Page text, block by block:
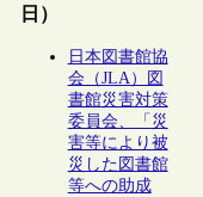
日）
日本図書館協
会（JLA）図
書館災害対策
委員会、「災
害等により被
災した図書館
等への助成